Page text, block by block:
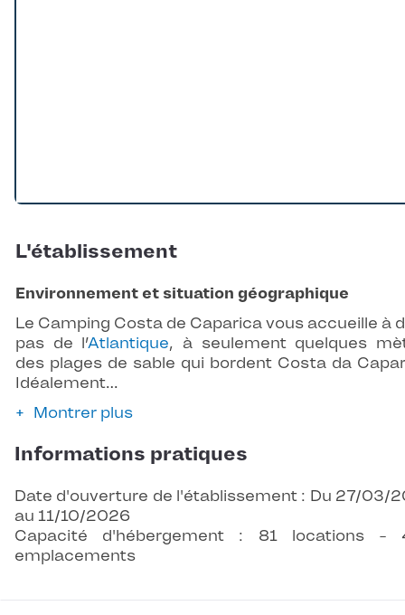
L'établissement
Environnement et situation géographique
Le Camping Costa de Caparica vous accueille à
pas de l’Atlantique, à seulement quelques
des plages de sable qui bordent Costa da
Idéalement…
Montrer plus
Informations pratiques
Date d'ouverture de l'établissement : Du 27/03/
au 11/10/2026
Capacité d'hébergement : 81 locations -
emplacements